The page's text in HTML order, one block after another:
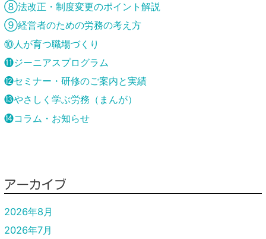
⑧法改正・制度変更のポイント解説
⑨経営者のための労務の考え方
⑩人が育つ職場づくり
⓫ジーニアスプログラム
⓬セミナー・研修のご案内と実績
⓭やさしく学ぶ労務（まんが）
⓮コラム・お知らせ
アーカイブ
2026年8月
2026年7月